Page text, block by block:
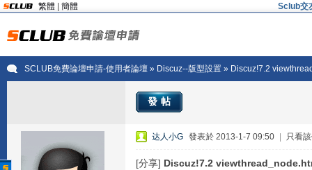
繁體 簡體 Sclub交
SCLUB免費論壇申請-使用者論壇» Discuz--版型設置» Discuz!7.2
發帖
达人小G 發表於 2013-1-7 09:50 只看
[分享] Discuz!7.2